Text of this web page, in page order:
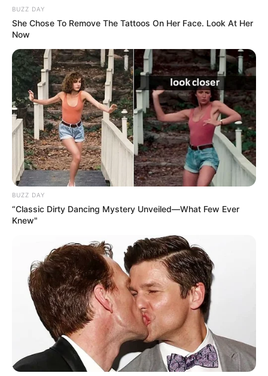
BUZZ DAY
She Chose To Remove The Tattoos On Her Face. Look At Her
Now
BUZZ DAY
“Classic Dirty Dancing Mystery Unveiled—What Few Ever
Knew"